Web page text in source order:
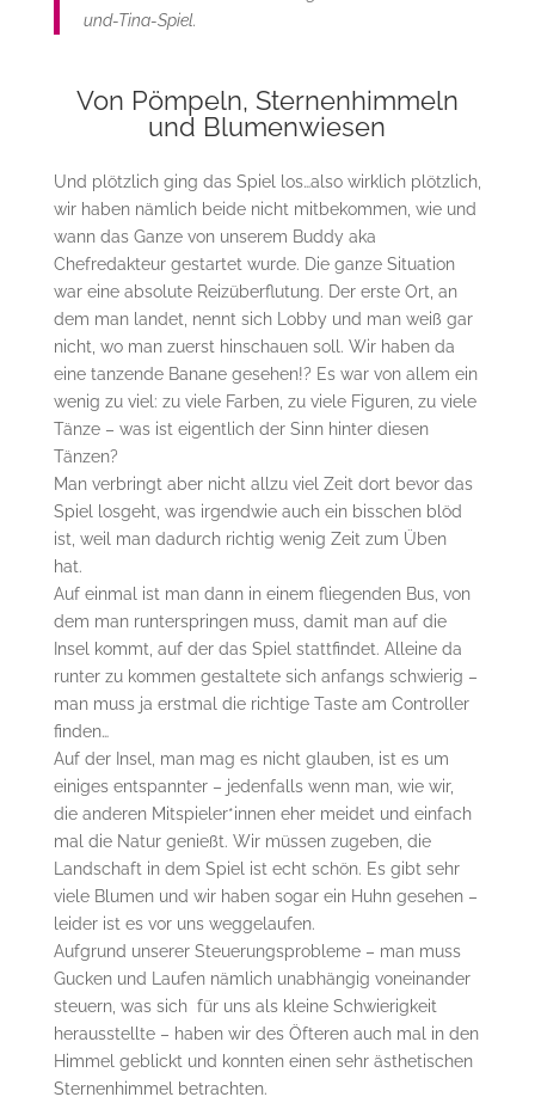
und-Tina-Spiel.
Von Pömpeln, Sternenhimmeln
und Blumenwiesen
Und plötzlich ging das Spiel los…also wirklich plötzlich,
wir haben nämlich beide nicht mitbekommen, wie und
wann das Ganze von unserem Buddy aka
Chefredakteur gestartet wurde. Die ganze Situation
war eine absolute Reizüberflutung. Der erste Ort, an
dem man landet, nennt sich Lobby und man weiß gar
nicht, wo man zuerst hinschauen soll. Wir haben da
eine tanzende Banane gesehen!? Es war von allem ein
wenig zu viel: zu viele Farben, zu viele Figuren, zu viele
Tänze – was ist eigentlich der Sinn hinter diesen
Tänzen?
Man verbringt aber nicht allzu viel Zeit dort bevor das
Spiel losgeht, was irgendwie auch ein bisschen blöd
ist, weil man dadurch richtig wenig Zeit zum Üben
hat.
Auf einmal ist man dann in einem fliegenden Bus, von
dem man runterspringen muss, damit man auf die
Insel kommt, auf der das Spiel stattfindet. Alleine da
runter zu kommen gestaltete sich anfangs schwierig –
man muss ja erstmal die richtige Taste am Controller
finden…
Auf der Insel, man mag es nicht glauben, ist es um
einiges entspannter – jedenfalls wenn man, wie wir,
die anderen Mitspieler*innen eher meidet und einfach
mal die Natur genießt. Wir müssen zugeben, die
Landschaft in dem Spiel ist echt schön. Es gibt sehr
viele Blumen und wir haben sogar ein Huhn gesehen –
leider ist es vor uns weggelaufen.
Aufgrund unserer Steuerungsprobleme – man muss
Gucken und Laufen nämlich unabhängig voneinander
steuern, was sich für uns als kleine Schwierigkeit
herausstellte – haben wir des Öfteren auch mal in den
Himmel geblickt und konnten einen sehr ästhetischen
Sternenhimmel betrachten.